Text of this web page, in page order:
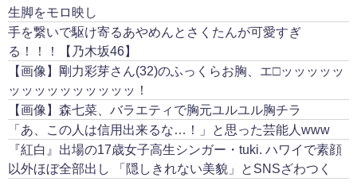
生脚をモロ映し
手を繋いで駆け寄るあやめんとさくたんが可愛すぎ
る！！！【乃木坂46】
【画像】剛力彩芽さん(32)のふっくらお胸、エ□ッッッッッ
ッッッッッッッッッッ！
【画像】森七菜、バラエティで胸元ユルユル胸チラ
「あ、この人は信用出来るな…！」と思った芸能人www
『紅白』出場の17歳女子高生シンガー・tuki. ハワイで素顔
以外ほぼ全部出し 「隠しきれない美貌」とSNSざわつく